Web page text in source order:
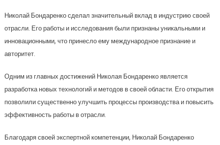
Николай Бондаренко сделал значительный вклад в индустрию своей
отрасли. Его работы и исследования были признаны уникальными и
инновационными, что принесло ему международное признание и
авторитет.
Одним из главных достижений Николая Бондаренко является
разработка новых технологий и методов в своей области. Его открытия
позволили существенно улучшить процессы производства и повысить
эффективность работы в отрасли.
Благодаря своей экспертной компетенции, Николай Бондаренко